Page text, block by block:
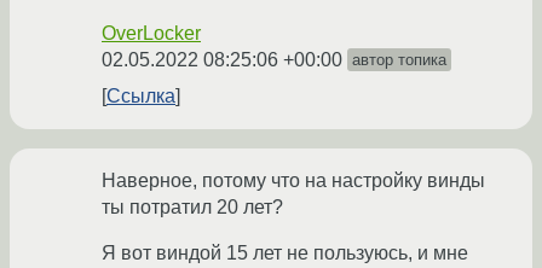
OverLocker
02.05.2022 08:25:06 +00:00 автор топика
Ссылка
Наверное, потому что на настройку винды
ты потратил 20 лет?
Я вот виндой 15 лет не пользуюсь, и мне